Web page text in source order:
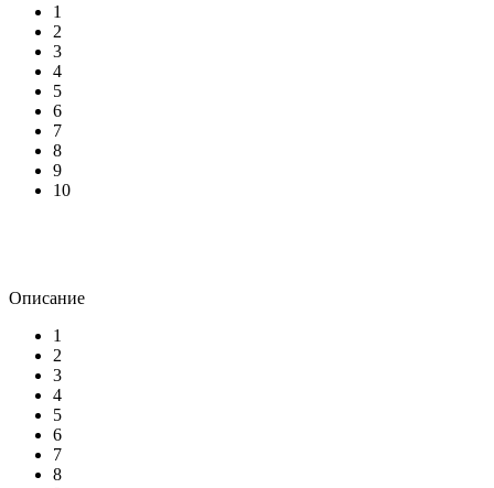
1
2
3
4
5
6
7
8
9
10
Описание
1
2
3
4
5
6
7
8